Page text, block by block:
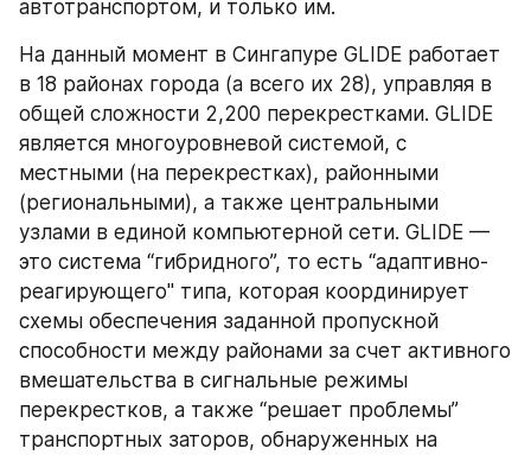
автотранспортом, и только им.
На данный момент в Сингапуре GLIDE работает
в 18 районах города (а всего их 28), управляя в
общей сложности 2,200 перекрестками. GLIDE
является многоуровневой системой, с
местными (на перекрестках), районными
(региональными), а также центральными
узлами в единой компьютерной сети. GLIDE —
это система “гибридного”, то есть “адаптивно-
реагирующего" типа, которая координирует
схемы обеспечения заданной пропускной
способности между районами за счет активного
вмешательства в сигнальные режимы
перекрестков, а также “решает проблемы”
транспортных заторов, обнаруженных на